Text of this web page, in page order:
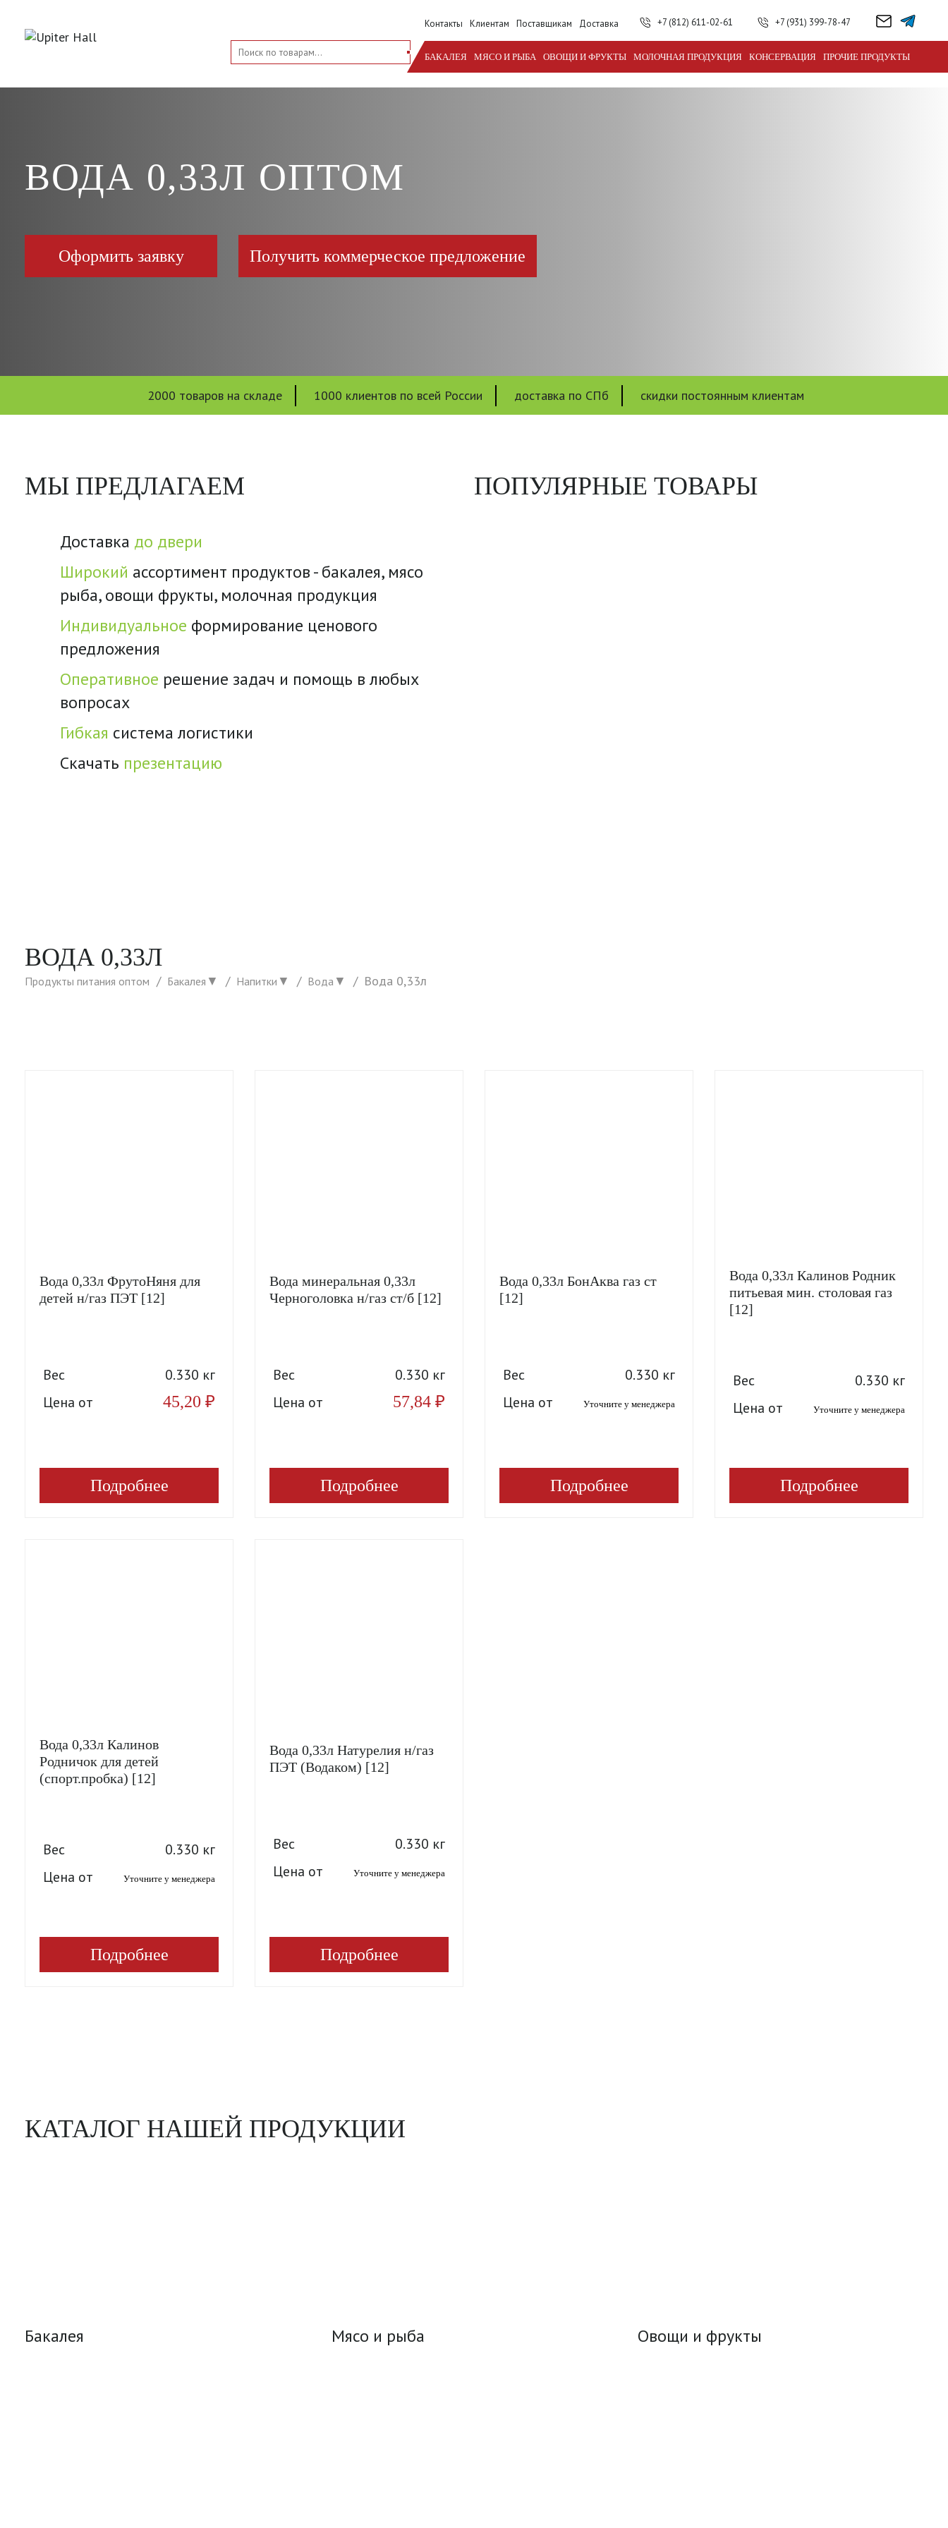
Контакты Клиентам Поставщикам Доставка +7 (812) 611-02-61 +7 (931) 399-78-47
БАКАЛЕЯ МЯСО И РЫБА ОВОЩИ И ФРУКТЫ МОЛОЧНАЯ ПРОДУКЦИЯ КОНСЕРВАЦИЯ ПРОЧИЕ ПРОДУКТЫ
ВОДА 0,33Л ОПТОМ
Оформить заявку Получить коммерческое предложение
2000 товаров на складе 1000 клиентов по всей России доставка по СПб скидки постоянным клиентам
МЫ ПРЕДЛАГАЕМ
Доставка до двери
Широкий ассортимент продуктов - бакалея, мясо
рыба, овощи фрукты, молочная продукция
Индивидуальное формирование ценового
предложения
Оперативное решение задач и помощь в любых
вопросах
Гибкая система логистики
Скачать презентацию
ПОПУЛЯРНЫЕ ТОВАРЫ
ВОДА 0,33Л
Продукты питания оптом Бакалея ▼ Напитки ▼ Вода ▼ Вода 0,33л
Вода 0,33л ФрутоНяня для
детей н/газ ПЭТ [12]
Вес
0.330 кг
Цена от
45,20 ₽
Подробнее
Вода минеральная 0,33л
Черноголовка н/газ ст/б [12]
Вес
0.330 кг
Цена от
57,84 ₽
Подробнее
Вода 0,33л БонАква газ ст
[12]
Вес
0.330 кг
Цена от
Уточните у менеджера
Подробнее
Вода 0,33л Калинов Родник
питьевая мин. столовая газ
[12]
Вес
0.330 кг
Цена от
Уточните у менеджера
Подробнее
Вода 0,33л Калинов
Родничок для детей
(спорт.пробка) [12]
Вес
0.330 кг
Цена от
Уточните у менеджера
Подробнее
Вода 0,33л Натурелия н/газ
ПЭТ (Водаком) [12]
Вес
0.330 кг
Цена от
Уточните у менеджера
Подробнее
КАТАЛОГ НАШЕЙ ПРОДУКЦИИ
Бакалея Мясо и рыба Овощи и фрукты